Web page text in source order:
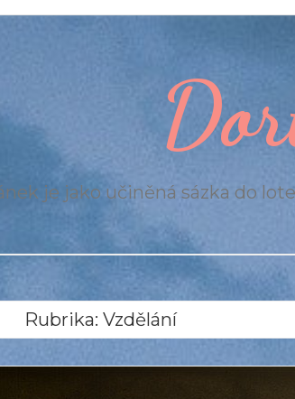
je jako učiněná sázka do
Rubrika: Vzdělání